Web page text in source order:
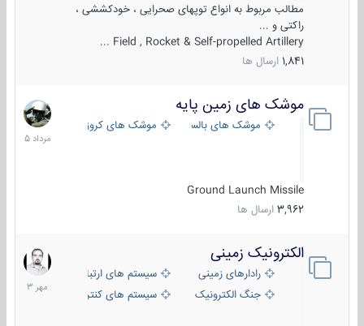
مطالب مربوط به انواع توپهای صحرایی ، خودکششی ،
راکتی و ...
Field , Rocket & Self-propelled Artillery ...
1,841 ارسال ها
موشک های زمین پایه
موشک های بالستیک موشک های کروز
Ground Launch Missile
3,962 ارسال ها
2
مرداد
1405
الکترونیک زمینی
رادارهای زمینی
سیستم های ارتباطی و جمع آوری
جنگ الکترونیک
سیستم های کنترل آتش و تجهیزات
1
مهر
1403